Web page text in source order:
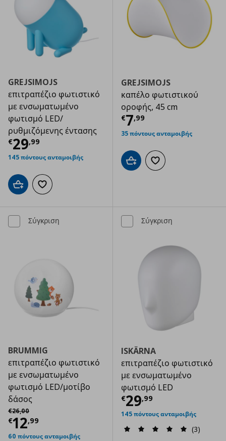
GREJSIMOJS
επιτραπέζιο φωτιστικό
με ενσωματωμένο
φωτισμό LED/
ρυθμιζόμενης έντασης
€29,99
Τρέχουσα τιμή € 29,99
145 πόντους ανταμοιβής
Προσθήκη στο καλάθι
Προσθήκη στα αγαπημένα
GREJSIMOJS
καπέλο φωτιστικού
οροφής, 45 cm
€7,99
Τρέχουσα
35 πόντους ανταμοιβής
Προσθήκη στο καλάθι
Προσθήκη στα
Σύγκριση
BRUMMIG
επιτραπέζιο φωτιστικό
με ενσωματωμένο
φωτισμό LED/μοτίβο
δάσος
€26,00
Αρχική τιμή
€12,99
Τρέχουσα τιμή € 12,99
60 πόντους ανταμοιβής
Σύγκριση
ISKÄRNA
επιτραπέζιο φωτιστικό
με ενσωματωμένο
φωτισμό LED
€29,99
Τρέχουσα
145 πόντους ανταμοιβής
(3)